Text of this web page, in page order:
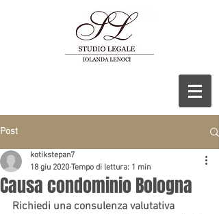
Post
Causa condominio Bologna
kotikstepan7
18 giu 2020 Tempo di lettura: 1 min
Richiedi una consulenza valutativa